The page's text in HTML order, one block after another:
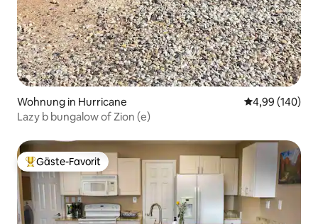
Wohnung in Hurricane
4,99 (140)
Lazy b bungalow of Zion (e)
Beliebter Gäste-Favorit.
Gäste-Favorit